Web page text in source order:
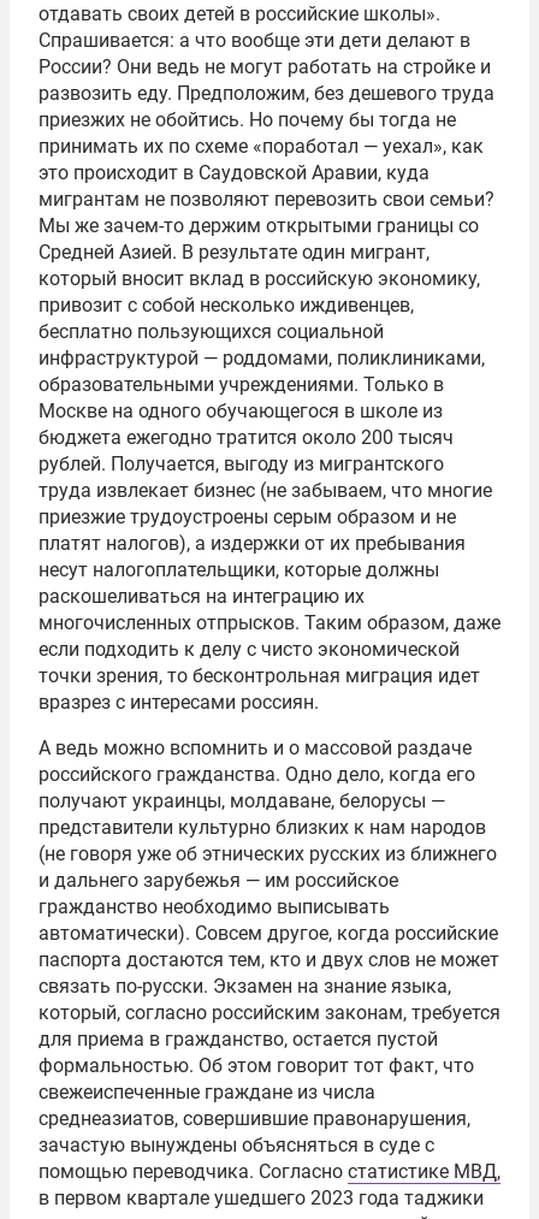
отдавать своих детей в российские школы».
Спрашивается: а что вообще эти дети делают в
России? Они ведь не могут работать на стройке и
развозить еду. Предположим, без дешевого труда
приезжих не обойтись. Но почему бы тогда не
принимать их по схеме «поработал — уехал», как
это происходит в Саудовской Аравии, куда
мигрантам не позволяют перевозить свои семьи?
Мы же зачем-то держим открытыми границы со
Средней Азией. В результате один мигрант,
который вносит вклад в российскую экономику,
привозит с собой несколько иждивенцев,
бесплатно пользующихся социальной
инфраструктурой — роддомами, поликлиниками,
образовательными учреждениями. Только в
Москве на одного обучающегося в школе из
бюджета ежегодно тратится около 200 тысяч
рублей. Получается, выгоду из мигрантского
труда извлекает бизнес (не забываем, что многие
приезжие трудоустроены серым образом и не
платят налогов), а издержки от их пребывания
несут налогоплательщики, которые должны
раскошеливаться на интеграцию их
многочисленных отпрысков. Таким образом, даже
если подходить к делу с чисто экономической
точки зрения, то бесконтрольная миграция идет
вразрез с интересами россиян.
А ведь можно вспомнить и о массовой раздаче
российского гражданства. Одно дело, когда его
получают украинцы, молдаване, белорусы —
представители культурно близких к нам народов
(не говоря уже об этнических русских из ближнего
и дальнего зарубежья — им российское
гражданство необходимо выписывать
автоматически). Совсем другое, когда российские
паспорта достаются тем, кто и двух слов не может
связать по-русски. Экзамен на знание языка,
который, согласно российским законам, требуется
для приема в гражданство, остается пустой
формальностью. Об этом говорит тот факт, что
свежеиспеченные граждане из числа
среднеазиатов, совершившие правонарушения,
зачастую вынуждены объясняться в суде с
помощью переводчика. Согласно статистике МВД,
в первом квартале ушедшего 2023 года таджики